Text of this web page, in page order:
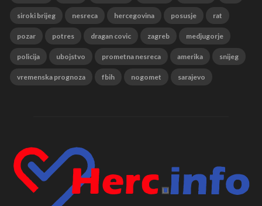
siroki brijeg nesreca hercegovina posusje rat
pozar potres dragan covic zagreb medjugorje
policija ubojstvo prometna nesreca amerika snijeg
vremenska prognoza fbih nogomet sarajevo